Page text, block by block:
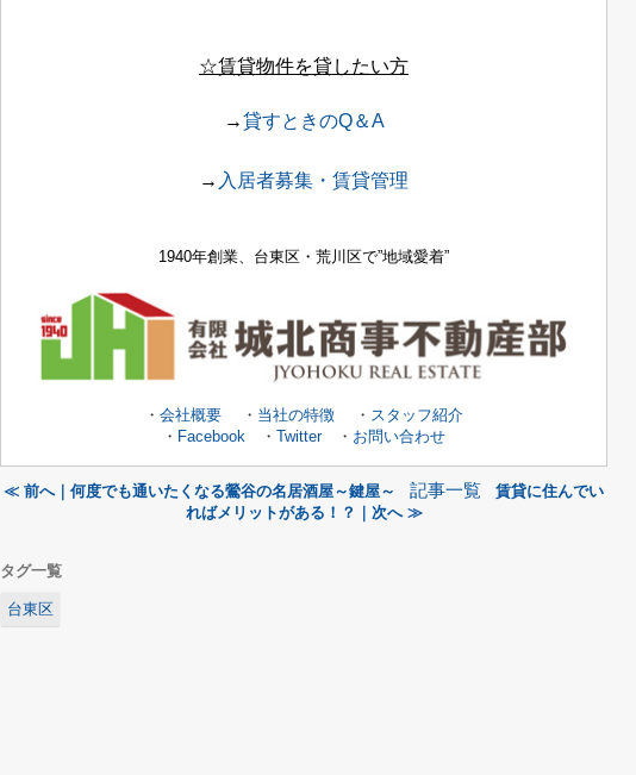
☆賃貸物件を貸したい方
→貸すときのQ＆A
→ 入居者募集・賃貸管理
1940年創業、台東区・荒川区で”地域愛着”
・ 会社概要 ・ 当社の特徴 ・ スタッフ紹介
・ Facebook ・ Twitter・ お問い合わせ
≪ 前へ｜何度でも通いたくなる鶯谷の名居酒屋～鍵屋～ 記事一覧
賃貸に住んでい
ればメリットがある！？｜次へ ≫
タグ一覧
台東区